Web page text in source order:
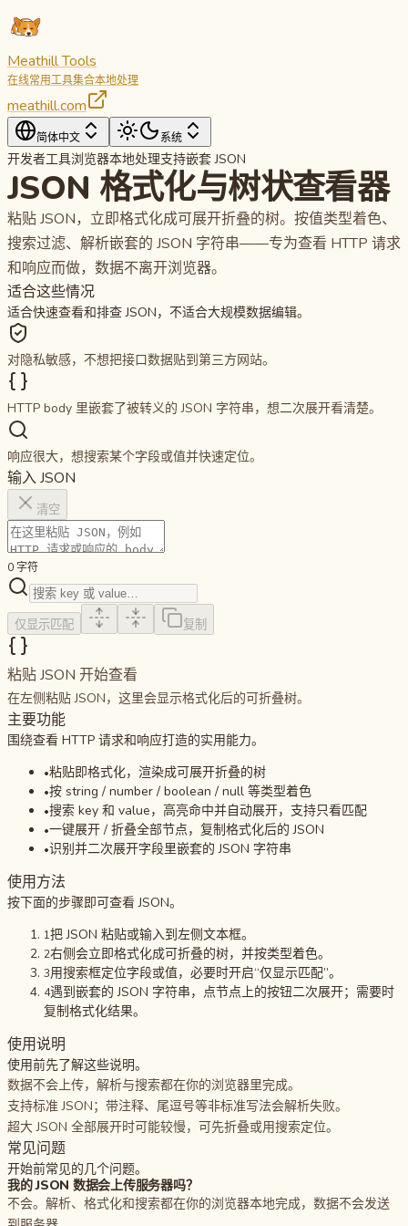
Meathill Tools
在线常用工具集合本地处理
meathill.com
简体中文 系统
开发者工具浏览器本地处理支持嵌套 JSON
JSON 格式化与树状查看器
粘贴 JSON，立即格式化成可展开折叠的树。按值类型着色、
搜索过滤、解析嵌套的 JSON 字符串——专为查看 HTTP 请求
和响应而做，数据不离开浏览器。
适合这些情况
适合快速查看和排查 JSON，不适合大规模数据编辑。
对隐私敏感，不想把接口数据贴到第三方网站。
HTTP body 里嵌套了被转义的 JSON 字符串，想二次展开看清楚。
响应很大，想搜索某个字段或值并快速定位。
输入 JSON
清空
0 字符
仅显示匹配 复制
粘贴 JSON 开始查看
在左侧粘贴 JSON，这里会显示格式化后的可折叠树。
主要功能
围绕查看 HTTP 请求和响应打造的实用能力。
•粘贴即格式化，渲染成可展开折叠的树
•按 string / number / boolean / null 等类型着色
•搜索 key 和 value，高亮命中并自动展开，支持只看匹配
•一键展开 / 折叠全部节点，复制格式化后的 JSON
•识别并二次展开字段里嵌套的 JSON 字符串
使用方法
按下面的步骤即可查看 JSON。
1把 JSON 粘贴或输入到左侧文本框。
2右侧会立即格式化成可折叠的树，并按类型着色。
3用搜索框定位字段或值，必要时开启“仅显示匹配”。
4遇到嵌套的 JSON 字符串，点节点上的按钮二次展开；需要时
复制格式化结果。
使用说明
使用前先了解这些说明。
数据不会上传，解析与搜索都在你的浏览器里完成。
支持标准 JSON；带注释、尾逗号等非标准写法会解析失败。
超大 JSON 全部展开时可能较慢，可先折叠或用搜索定位。
常见问题
开始前常见的几个问题。
我的 JSON 数据会上传服务器吗？
不会。解析、格式化和搜索都在你的浏览器本地完成，数据不会发送